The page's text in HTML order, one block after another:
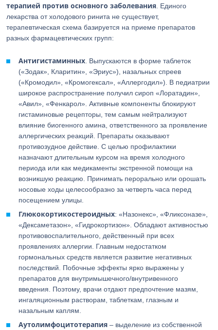
терапией против основного заболевания . Единого
лекарства от холодового ринита не существует,
терапевтическая схема базируется на приеме препаратов
разных фармацевтических групп:
Антигистаминных . Выпускаются в форме таблеток
(«Зодак», Кларитин», «Эриус»), назальных спреев
(«Кромодил», «Кромогексал», «Аллергодил»). В педиатрии
широкое распространение получил сироп «Лоратадин»,
«Авил», «Фенкарол». Активные компоненты блокируют
гистаминовые рецепторы, тем самым нейтрализуют
влияние биогенного амина, ответственного за проявление
аллергических реакций. Препараты оказывают
противозудное действие. С целью профилактики
назначают длительным курсом на время холодного
периода или как медикаменты экстренной помощи на
возникшую реакцию. Принимать перорально или орошать
носовые ходы целесообразно за четверть часа перед
посещением улицы.
Глюкокортикостероидных: «Назонекс», «Фликсоназе»,
«Дексаметазон», «Гидрокортизон». Обладают активностью
противовоспалительного, действенный при всех
проявлениях аллергии. Главным недостатком
гормональных средств является развитие негативных
последствий. Побочные эффекты ярко выражены у
препаратов для внутримышечного/внутривенного
введения. Поэтому, врачи отдают предпочтение мазям,
ингаляционным растворам, таблеткам, глазным и
назальным каплям.
Аутолимфоцитотерапия – выделение из собственной